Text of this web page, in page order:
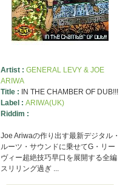
Artist : GENERAL LEVY & JOE
ARIWA
Title : IN THE CHAMBER OF DUB!!!
Label : ARIWA(UK)
Riddim :
Joe Ariwaの作り出す最新デジタル・
ルーツ・サウンドに乗せてG・リー
ヴィー超絶技巧早口を展開する全編
スリリング過ぎ ...